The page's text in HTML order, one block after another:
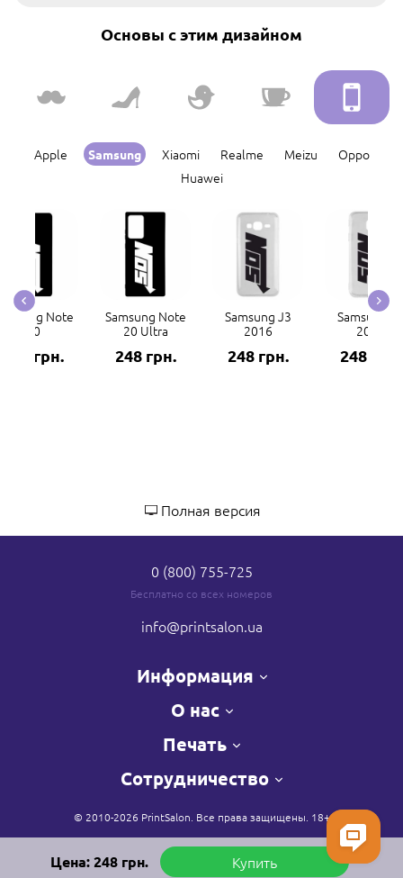
Основы с этим дизайном
Apple Samsung Xiaomi Realme Meizu
Oppo
Huawei
Note
20
248 грн.
Samsung Note
20 Ultra
248 грн.
Samsung J3
2016
248 грн.
Samsung J3
2017
248 грн.
Цена:248грн. Купить
Полная версия
0 (800) 755-725
Бесплатно со всех номеров
info@printsalon.ua
Информация
О нас
Печать
Сотрудничество
© 2010-2026 PrintSalon. Все права защищены. 18+